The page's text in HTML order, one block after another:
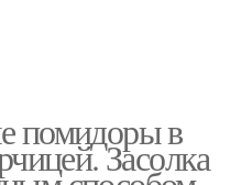
помидоры в
Засолка